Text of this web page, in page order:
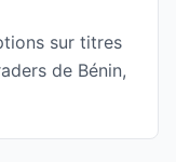
sur titres
de Bénin,